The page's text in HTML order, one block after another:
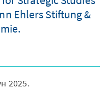
Ehlers Stiftung &
2025.